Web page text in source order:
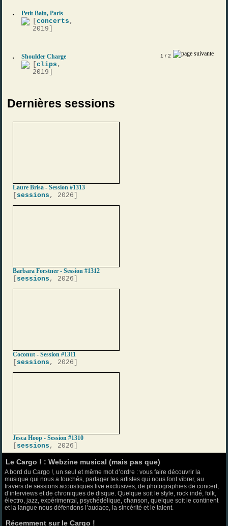
Petit Bain, Paris
[concerts ,
2019]
Shoulder Charge
[clips ,
2019]
1 / 2
Dernières sessions
Laure Brisa - Session #1313
[ sessions , 2026]
Barbara Forstner - Session #1312
[ sessions , 2026]
Coconut - Session #1311
[ sessions , 2026]
Jesca Hoop - Session #1310
[ sessions , 2026]
Le Cargo ! : Webzine musical (mais pas que)
A bord du Cargo !, un seul et même mot d’ordre : vous faire découvrir la
musique qui nous a touchés, partager les artistes qui nous font vibrer, au
travers de sessions acoustiques live exclusives, de photographies de concert,
d’interviews et de chroniques de disque. Quelque soit le style, rock indé, folk,
électro, jazz, expérimental, psychédélique, chanson, quelque soit le continent
et la langue nous défendons l’audace, la sincérité et le talent.
Récemment sur le Cargo !